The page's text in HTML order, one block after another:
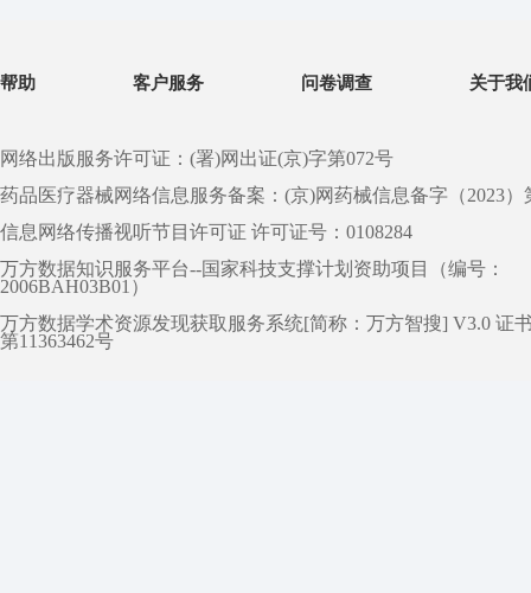
帮助 客户服务 问卷调查 关于我
网络出版服务许可证：(署)网出证(京)字第072号
药品医疗器械网络信息服务备案：(京)网药械信息备字（2023）
信息网络传播视听节目许可证 许可证号：0108284
万方数据知识服务平台--国家科技支撑计划资助项目（编号：
2006BAH03B01）
万方数据学术资源发现获取服务系统[简称：万方智搜] V3.0 证
第11363462号